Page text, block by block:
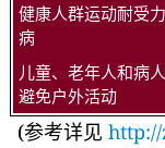
健康人群运动耐受
病
儿童、老年人和病
避免户外活动
(参考详见